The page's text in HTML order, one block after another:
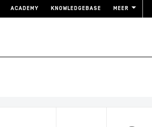
ACADEMY KNOWLEDGEBASE MEER